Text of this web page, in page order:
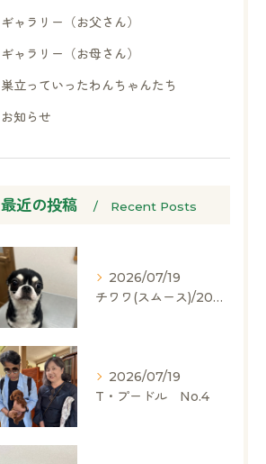
ギャラリー（お父さん）
ギャラリー（お母さん）
巣立っていったわんちゃんたち
お知らせ
最近の投稿 Recent Posts
2026/07/19
チワワ(スムース)/2024.05.06/男の子/60,000(税別)
2026/07/19
T・プードル No.4